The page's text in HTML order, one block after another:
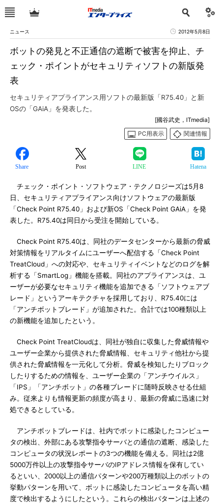
ニュース 2012年5月8日
ボットの発見と不正通信の遮断で被害を抑止、チ
ェック・ポイントがセキュリティソフトの新版発
表
セキュリティアプライアンス用ソフトの最新版「R75.40」と新
OSの「GAiA」を発表した。
[國谷武史，ITmedia]
PC用表示
関連情報
Share Post LINE Hatena
チェック・ポイント・ソフトウェア・テクノロジーズは5月8
日、セキュリティアプライアンス向けソフトウェアの最新版
「Check Point R75.40」および新OS「Check Point GAiA」を発
表した。R75.40は同日から受注を開始している。
Check Point R75.40は、同社のデータセンターから最新の脅威
対策情報をリアルタイムにユーザーへ配信する「Check Point
TreatCloud」への対応や、セキュリティイベントなどのログを解
析する「SmartLog」機能を搭載。同社のアプライアンスは、ユ
ーザーが必要なセキュリティ機能を追加できる「ソフトウェアブ
レード」というアーキテクチャを採用しており、R75.40には
「アンチボットブレード」が追加された。合計では100種類以上
の新機能を追加したという。
Check Point TreatCloudは、同社が独自に収集した脅威情報や
ユーザー企業から提供された脅威情報、セキュリティ他社から提
供された脅威情報を一元化して分析。脅威を検知したりブロック
したりするための情報を、ユーザー企業の「アンチウイルス」
「IPS」「アンチボット」の各種ブレードに随時反映させる仕組
み。従来よりも情報更新の頻度が高まり、最新の脅威に迅速に対
処できるとしている。
アンチボットブレードは、社内でボットに感染したコンピュー
タの検出、外部にある攻撃指令サーバとの通信の遮断、感染した
コンピュータの状況レポートの3つの機能を備える。同社は2億
5000万件以上の攻撃指令サーバのIPアドレス情報を保有してい
るといい、2000以上の通信パターンや200万種類以上のボットの
挙動パターンを用いて、ボットに感染したコンピュータを高い精
度で検出するようにしたという。これらの検出パターンは上述の